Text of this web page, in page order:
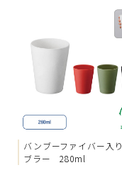
バンブーファイバー入
ブラー 280ml